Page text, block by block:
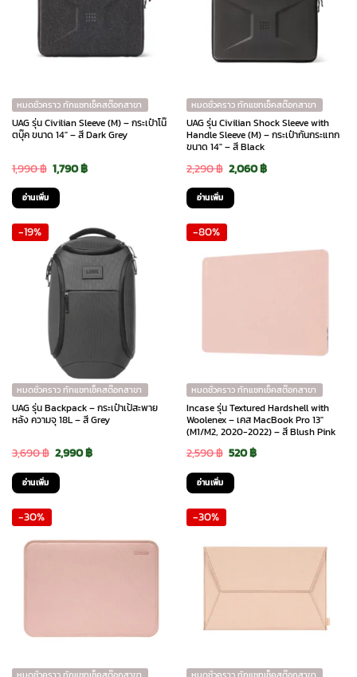
หมดชั่วคราว ทักแชทเช็คสต๊อกสาขา
UAG รุ่น Civilian Sleeve (M) – กระเป๋าโน๊
ตบุ๊ค ขนาด 14″ – สี Dark Grey
1,990฿ Original
price
was:
1,990 ฿.
1,790฿Current
1,790 ฿.
อ่านเพิ่ม
หมดชั่วคราว ทักแชทเช็คสต๊อกสาขา
UAG รุ่น Civilian Shock Sleeve with
Handle Sleeve (M) – กระเป๋ากันกระแทก
ขนาด 14″ – สี Black
2,290฿ Original
price
was:
2,060฿Current
อ่านเพิ่ม
-19%
หมดชั่วคราว ทักแชทเช็คสต๊อกสาขา
UAG รุ่น Backpack – กระเป๋าเป้สะพาย
หลัง ความจุ 18L – สี Grey
3,690฿ Original
price
was:
2,990฿Current
อ่านเพิ่ม
-80%
หมดชั่วคราว ทักแชทเช็คสต๊อกสาขา
Incase รุ่น Textured Hardshell with
Woolenex – เคส MacBook Pro 13″
(M1/M2, 2020-2022) – สี Blush Pink
2,590฿ Original
price
was:
520฿Current
อ่านเพิ่ม
-30%
หมดชั่วคราว ทักแชทเช็คสต๊อกสาขา
-30%
หมดชั่วคราว ทักแชทเช็คสต๊อกสาขา